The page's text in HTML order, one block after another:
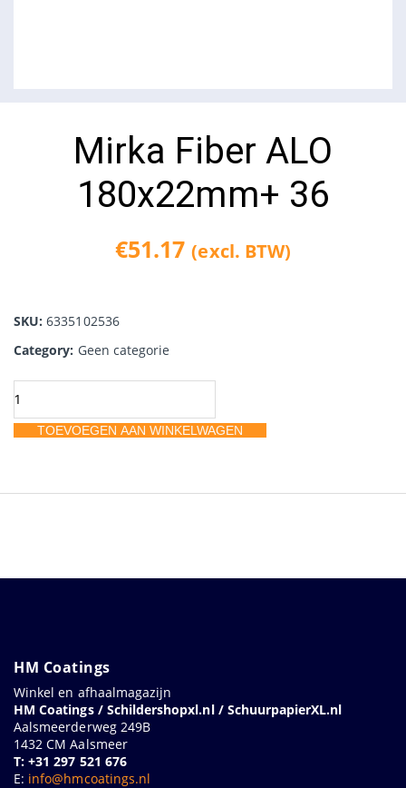
Mirka Fiber ALO
180x22mm+ 36
€51.17 (excl. BTW)
SKU:6335102536
Category: Geen categorie
Mirka
Fiber
ALOTOEVOEGEN AAN WINKELWAGEN
HM Coatings
Winkel en afhaalmagazijn
HM Coatings / Schildershopxl.nl / SchuurpapierXL.nl
Aalsmeerderweg 249B
1432 CM Aalsmeer
T: +31 297 521 676
E: info@hmcoatings.nl